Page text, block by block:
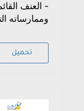
- العنف
وممارساته
تحميل